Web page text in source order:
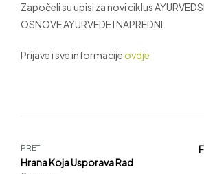
Započeli su upisi za novi ciklus
OSNOVE AYURVEDE I NAPREDNI.
Prijave i sve informacije ovdje
PRET
Hrana Koja Usporava Rad